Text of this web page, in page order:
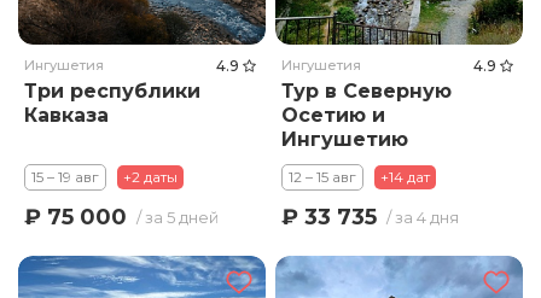
Ингушетия 4.9
Три республики
Кавказа
15 – 19 авг +2 даты
₽ 75 000 / за 5 дней
Ингушетия 4.9
Тур в Северную
Осетию и
Ингушетию
«Магия горных
троп»
12 – 15 авг +14 дат
₽ 33 735 / за 4 дня